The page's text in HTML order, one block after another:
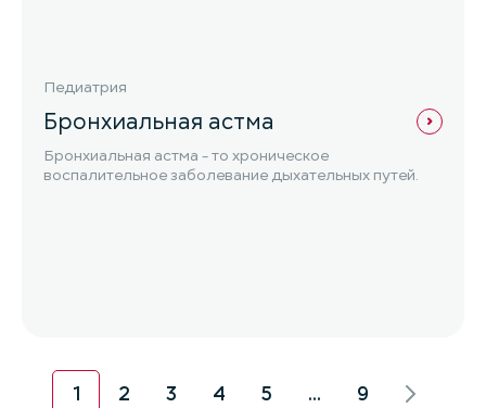
Педиатрия
Бронхиальная астма
Бронхиальная астма - то хроническое
воспалительное заболевание дыхательных путей.
1 2 3 4 5 ... 9